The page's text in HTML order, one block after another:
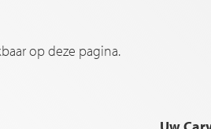
op deze pagina.